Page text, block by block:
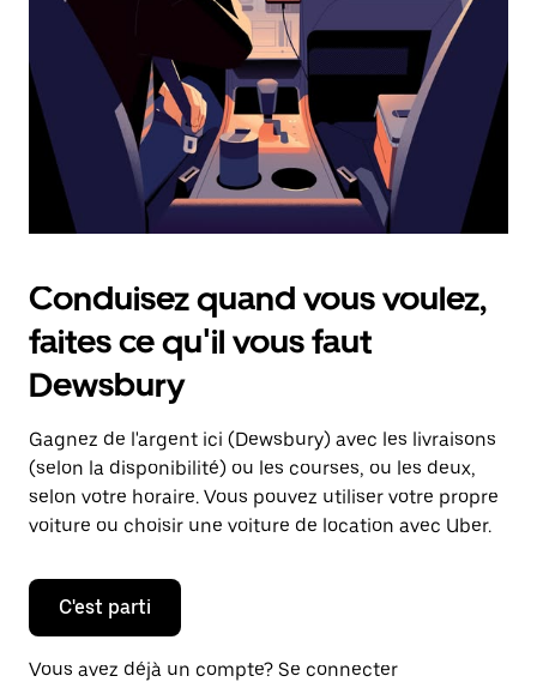
d'échappement
pour
fermer
calendrier.
Conduisez quand vous voulez,
faites ce qu'il vous faut
Dewsbury
Gagnez de l'argent ici (Dewsbury) avec les livraisons
(selon la disponibilité) ou les courses, ou les deux,
selon votre horaire. Vous pouvez utiliser votre propre
voiture ou choisir une voiture de location avec Uber.
C'est parti
Vous avez déjà un compte? Se connecter